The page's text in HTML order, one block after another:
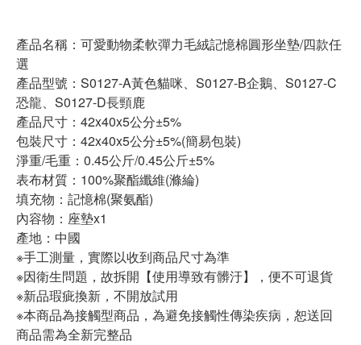
產品名稱：可愛動物柔軟彈力毛絨記憶棉圓形坐墊/四款任
選
產品型號：S0127-A黃色貓咪、S0127-B企鵝、S0127-C
恐龍、S0127-D長頸鹿
產品尺寸：42x40x5公分±5%
包裝尺寸：42x40x5公分±5%(簡易包裝)
淨重/毛重：0.45公斤/0.45公斤±5%
表布材質：100%聚酯纖維(滌綸)
填充物：記憶棉(聚氨酯)
內容物：座墊x1
產地：中國
※手工測量，實際以收到商品尺寸為準
※因衛生問題，故拆開【使用導致有髒汙】，便不可退貨
※新品瑕疵換新，不開放試用
※本商品為接觸型商品，為避免接觸性傳染疾病，恕送回
商品需為全新完整品